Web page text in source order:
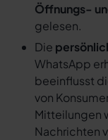
Öffnungs-
gelesen.
Die
WhatsApp
beeinflusst
von
Mitteilungen
Nachrichten